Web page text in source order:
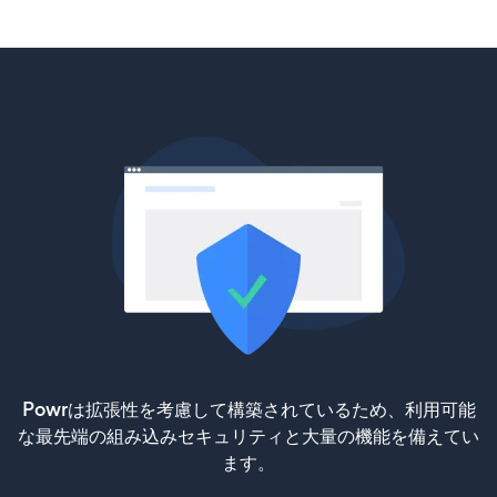
Powrは拡張性を考慮して構築されているため、利用可能
な最先端の組み込みセキュリティと大量の機能を備えてい
ます。